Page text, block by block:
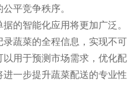
平竞争秩序。
的智能化应用将更加广泛。
蔬菜的全程信息，实现不可
用于预测市场需求，优化配
一步提升蔬菜配送的专业性